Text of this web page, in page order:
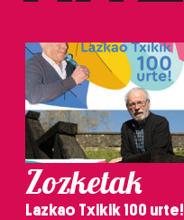
Zozketak
Lazkao Txikik 100 urte!